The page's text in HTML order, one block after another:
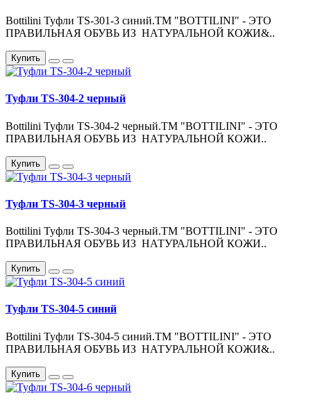
Bottilini Туфли TS-301-3 синий.ТМ "BOTTILINI" - ЭТО
ПРАВИЛЬНАЯ ОБУВЬ ИЗ НАТУРАЛЬНОЙ КОЖИ&..
Купить
Туфли TS-304-2 черный
Bottilini Туфли TS-304-2 черный.ТМ "BOTTILINI" - ЭТО
ПРАВИЛЬНАЯ ОБУВЬ ИЗ НАТУРАЛЬНОЙ КОЖИ..
Купить
Туфли TS-304-3 черный
Bottilini Туфли TS-304-3 черный.ТМ "BOTTILINI" - ЭТО
ПРАВИЛЬНАЯ ОБУВЬ ИЗ НАТУРАЛЬНОЙ КОЖИ..
Купить
Туфли TS-304-5 синий
Bottilini Туфли TS-304-5 синий.ТМ "BOTTILINI" - ЭТО
ПРАВИЛЬНАЯ ОБУВЬ ИЗ НАТУРАЛЬНОЙ КОЖИ&..
Купить